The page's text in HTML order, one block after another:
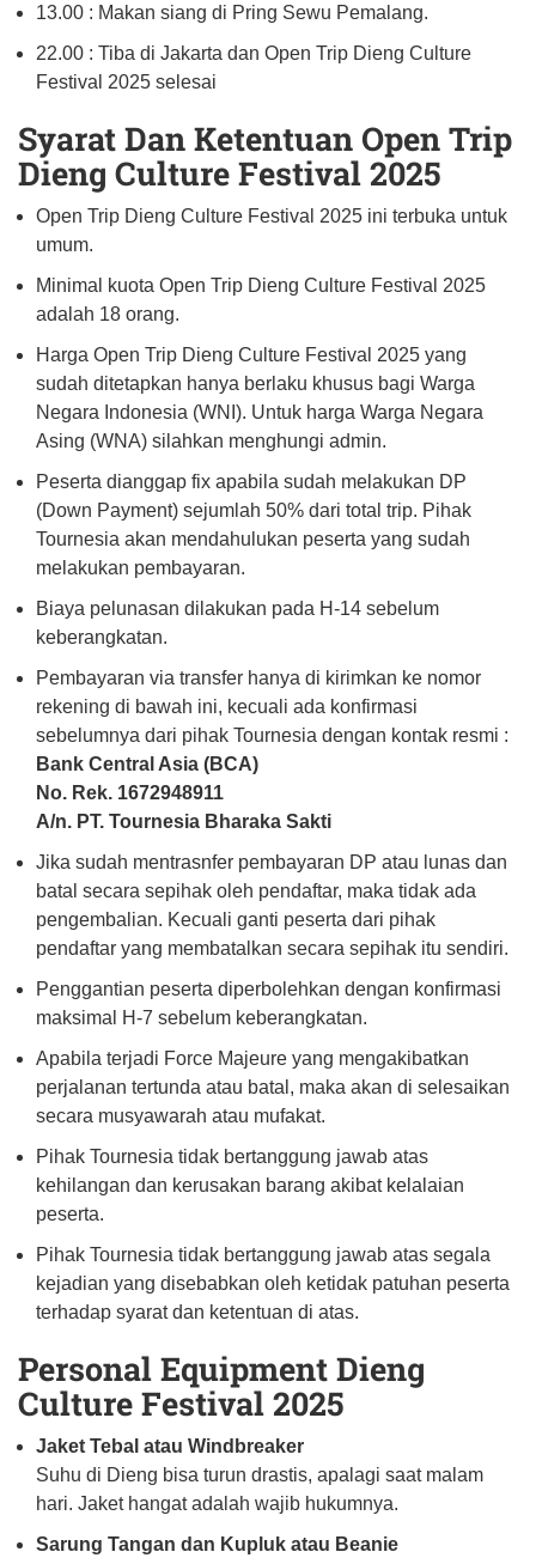
13.00 : Makan siang di Pring Sewu Pemalang.
22.00 : Tiba di Jakarta dan Open Trip Dieng Culture
Festival 2025 selesai
Syarat Dan Ketentuan Open Trip
Dieng Culture Festival 2025
Open Trip Dieng Culture Festival 2025 ini terbuka untuk
umum.
Minimal kuota Open Trip Dieng Culture Festival 2025
adalah 18 orang.
Harga Open Trip Dieng Culture Festival 2025 yang
sudah ditetapkan hanya berlaku khusus bagi Warga
Negara Indonesia (WNI). Untuk harga Warga Negara
Asing (WNA) silahkan menghungi admin.
Peserta dianggap fix apabila sudah melakukan DP
(Down Payment) sejumlah 50% dari total trip. Pihak
Tournesia akan mendahulukan peserta yang sudah
melakukan pembayaran.
Biaya pelunasan dilakukan pada H-14 sebelum
keberangkatan.
Pembayaran via transfer hanya di kirimkan ke nomor
rekening di bawah ini, kecuali ada konfirmasi
sebelumnya dari pihak Tournesia dengan kontak resmi :
Bank Central Asia (BCA)
No. Rek. 1672948911
A/n. PT. Tournesia Bharaka Sakti
Jika sudah mentrasnfer pembayaran DP atau lunas dan
batal secara sepihak oleh pendaftar, maka tidak ada
pengembalian. Kecuali ganti peserta dari pihak
pendaftar yang membatalkan secara sepihak itu sendiri.
Penggantian peserta diperbolehkan dengan konfirmasi
maksimal H-7 sebelum keberangkatan.
Apabila terjadi Force Majeure yang mengakibatkan
perjalanan tertunda atau batal, maka akan di selesaikan
secara musyawarah atau mufakat.
Pihak Tournesia tidak bertanggung jawab atas
kehilangan dan kerusakan barang akibat kelalaian
peserta.
Pihak Tournesia tidak bertanggung jawab atas segala
kejadian yang disebabkan oleh ketidak patuhan peserta
terhadap syarat dan ketentuan di atas.
Personal Equipment Dieng
Culture Festival 2025
Jaket Tebal atau Windbreaker
Suhu di Dieng bisa turun drastis, apalagi saat malam
hari. Jaket hangat adalah wajib hukumnya.
Sarung Tangan dan Kupluk atau Beanie